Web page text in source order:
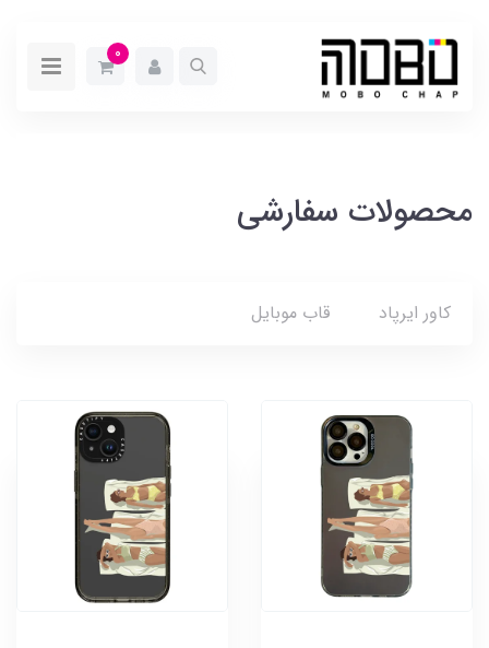
0
محصولات سفارشی
کاور ایرپاد قاب موبایل